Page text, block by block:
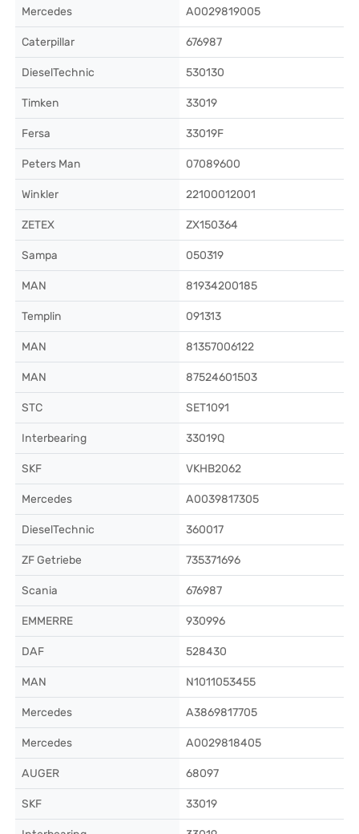
Mercedes A0029819005
Caterpillar 676987
DieselTechnic 530130
Timken 33019
Fersa 33019F
Peters Man 07089600
Winkler 22100012001
ZETEX ZX150364
Sampa 050319
MAN 81934200185
Templin 091313
MAN 81357006122
MAN 87524601503
STC SET1091
Interbearing 33019Q
SKF VKHB2062
Mercedes A0039817305
DieselTechnic 360017
ZF Getriebe 735371696
Scania 676987
EMMERRE 930996
DAF 528430
MAN N1011053455
Mercedes A3869817705
Mercedes A0029818405
AUGER 68097
SKF 33019